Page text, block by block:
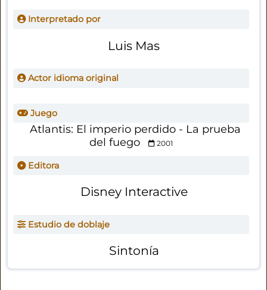
Interpretado por
Luis Mas
Actor idioma original
Juego
Atlantis: El imperio perdido - La prueba
del fuego
2001
Editora
Disney Interactive
Estudio de doblaje
Sintonía